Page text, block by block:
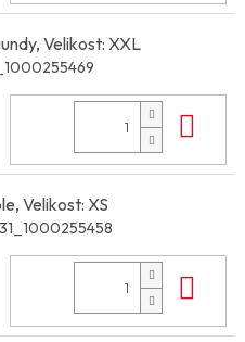
Velikost: XXL
Velikost: XS